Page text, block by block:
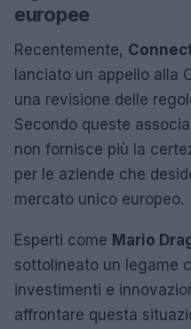
europee
Recentemente,
lanciato un appello alla
una revisione delle
Secondo queste
non fornisce più la
per le aziende che
mercato unico europeo.
Esperti come Mario
sottolineato un legame
investimenti e
affrontare questa